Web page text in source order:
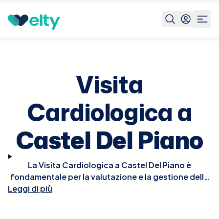
Prenota visita Castel Del Piano
Visita
Cardiologica a
Castel Del Piano
La Visita Cardiologica a Castel Del Piano è
fondamentale per la valutazione e la gestione della
salute del cuore. Durante la visita, il cardiologo
Leggi di più